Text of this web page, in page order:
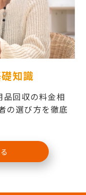
知識
回収の料金相
の選び方を徹底